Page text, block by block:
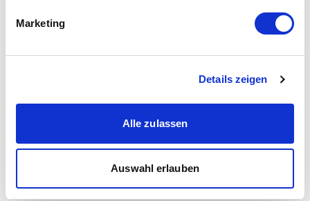
Marketing
Details zeigen
Alle zulassen
Auswahl erlauben